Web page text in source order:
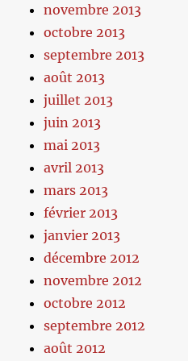
novembre 2013
octobre 2013
septembre 2013
août 2013
juillet 2013
juin 2013
mai 2013
avril 2013
mars 2013
février 2013
janvier 2013
décembre 2012
novembre 2012
octobre 2012
septembre 2012
août 2012